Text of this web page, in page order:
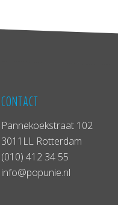
CONTACT
Pannekoekstraat 102
3011LL Rotterdam
(010) 412 34 55
info@popunie.nl